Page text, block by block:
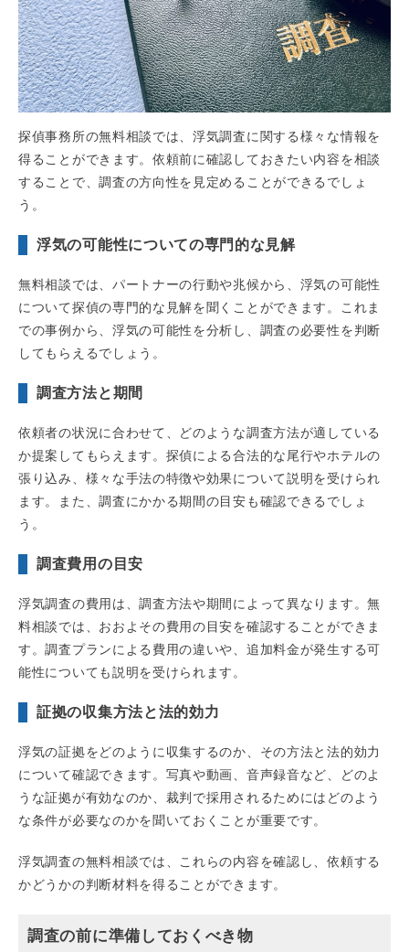
探偵事務所の無料相談では、浮気調査に関する様々な情報を
得ることができます。依頼前に確認しておきたい内容を相談
することで、調査の方向性を見定めることができるでしょ
う。
浮気の可能性についての専門的な見解
無料相談では、パートナーの行動や兆候から、浮気の可能性
について探偵の専門的な見解を聞くことができます。これま
での事例から、浮気の可能性を分析し、調査の必要性を判断
してもらえるでしょう。
調査方法と期間
依頼者の状況に合わせて、どのような調査方法が適している
か提案してもらえます。探偵による合法的な尾行やホテルの
張り込み、様々な手法の特徴や効果について説明を受けられ
ます。また、調査にかかる期間の目安も確認できるでしょ
う。
調査費用の目安
浮気調査の費用は、調査方法や期間によって異なります。無
料相談では、おおよその費用の目安を確認することができま
す。調査プランによる費用の違いや、追加料金が発生する可
能性についても説明を受けられます。
証拠の収集方法と法的効力
浮気の証拠をどのように収集するのか、その方法と法的効力
について確認できます。写真や動画、音声録音など、どのよ
うな証拠が有効なのか、裁判で採用されるためにはどのよう
な条件が必要なのかを聞いておくことが重要です。
浮気調査の無料相談では、これらの内容を確認し、依頼する
かどうかの判断材料を得ることができます。
調査の前に準備しておくべき物